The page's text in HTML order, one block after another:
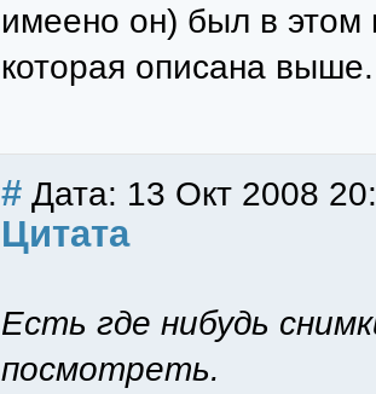
имеено он) был в этом
которая описана
# Дата: 13 Окт 2008
Цитата
Есть где нибудь
посмотреть.